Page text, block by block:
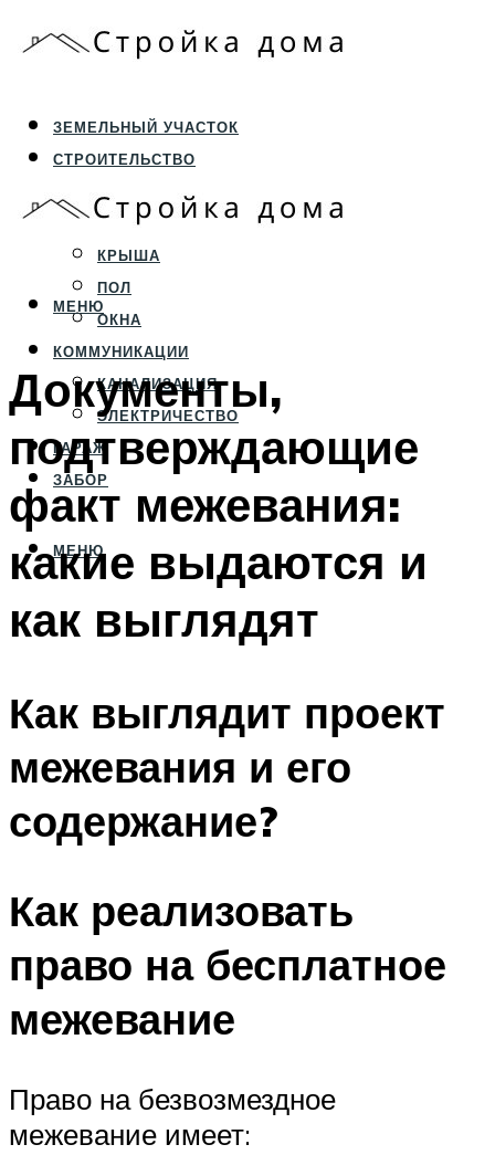
ЗЕМЕЛЬНЫЙ УЧАСТОК
СТРОИТЕЛЬСТВО
ФУНДАМЕНТ И ЦОКОЛЬ
ПЕРЕКРЫТИЯ И СТЕНЫ
КРЫША
ПОЛ
ОКНА
КОММУНИКАЦИИ
КАНАЛИЗАЦИЯ
ЭЛЕКТРИЧЕСТВО
ГАРАЖ
ЗАБОР
МЕНЮ
МЕНЮ
Документы,
подтверждающие
факт межевания:
какие выдаются и
как выглядят
Как выглядит проект
межевания и его
содержание?
Как реализовать
право на бесплатное
межевание
Право на безвозмездное
межевание имеет: